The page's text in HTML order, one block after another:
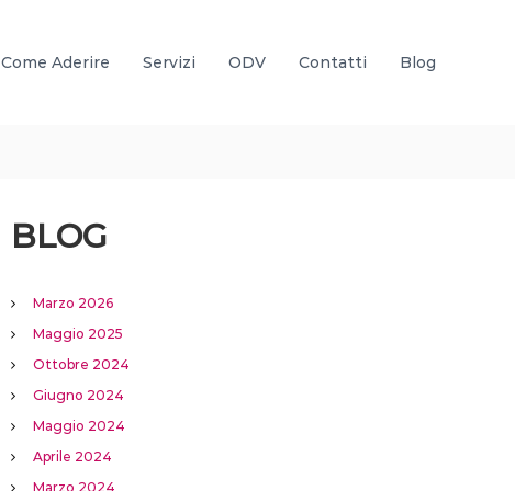
Come Aderire Servizi ODV Contatti Blog
BLOG
Marzo 2026
Maggio 2025
Ottobre 2024
Giugno 2024
Maggio 2024
Aprile 2024
Marzo 2024